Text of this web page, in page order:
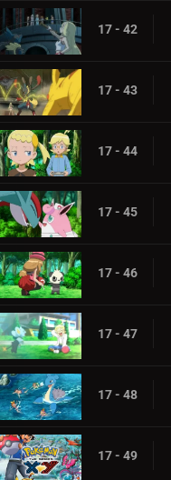
17 - 42
17 - 43
17 - 44
17 - 45
17 - 46
17 - 47
17 - 48
17 - 49